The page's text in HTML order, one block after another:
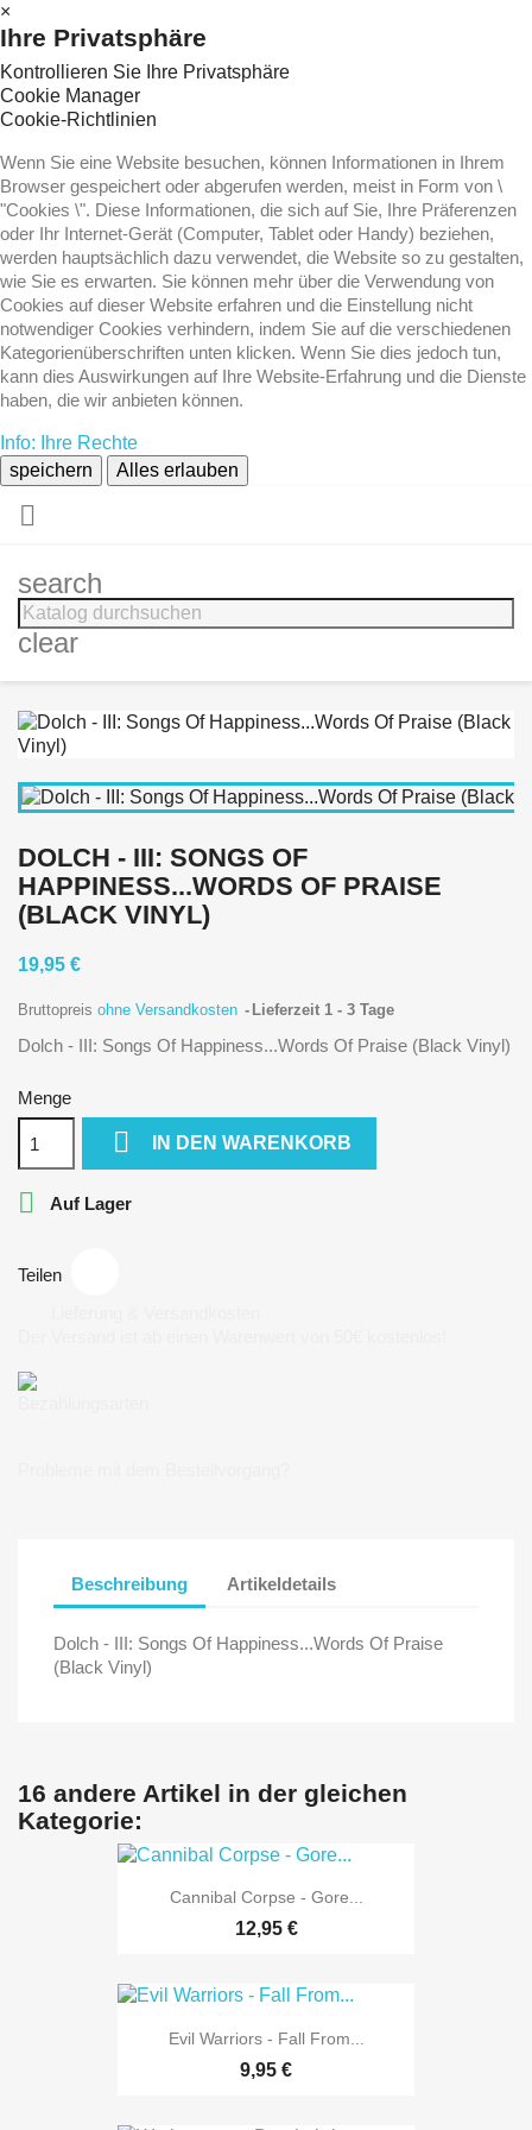
×
Ihre Privatsphäre
Kontrollieren Sie Ihre Privatsphäre
Cookie Manager
Cookie-Richtlinien
Wenn Sie eine Website besuchen, können Informationen in Ihrem
Browser gespeichert oder abgerufen werden, meist in Form von \
"Cookies \". Diese Informationen, die sich auf Sie, Ihre Präferenzen
oder Ihr Internet-Gerät (Computer, Tablet oder Handy) beziehen,
werden hauptsächlich dazu verwendet, die Website so zu gestalten,
wie Sie es erwarten. Sie können mehr über die Verwendung von
Cookies auf dieser Website erfahren und die Einstellung nicht
notwendiger Cookies verhindern, indem Sie auf die verschiedenen
Kategorienüberschriften unten klicken. Wenn Sie dies jedoch tun,
kann dies Auswirkungen auf Ihre Website-Erfahrung und die Dienste
haben, die wir anbieten können.
Info: Ihre Rechte
speichern
Alles erlauben

search
clear
DOLCH - III: SONGS OF
HAPPINESS...WORDS OF PRAISE
(BLACK VINYL)
19,95 €
Bruttopreis ohne Versandkosten Lieferzeit 1 - 3 Tage
Dolch - III: Songs Of Happiness...Words Of Praise (Black Vinyl)
Menge
 IN DEN WARENKORB
 Auf Lager
Teilen
Beschreibung Artikeldetails
Dolch - III: Songs Of Happiness...Words Of Praise
(Black Vinyl)
16 andere Artikel in der gleichen
Kategorie:
Cannibal Corpse - Gore...
12,95 €
Evil Warriors - Fall From...
9,95 €